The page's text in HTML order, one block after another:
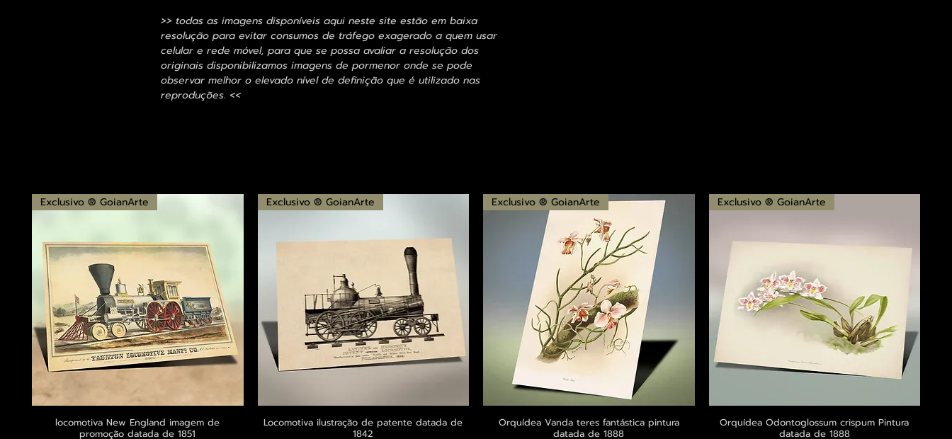
>> todas as imagens disponíveis aqui neste site estão em baixa
resolução para evitar consumos de tráfego exagerado a quem usar
celular e rede móvel, para que se possa avaliar a resolução dos
originais disponibilizamos imagens de pormenor onde se pode
observar melhor o elevado nível de definição que é utilizado nas
reproduções. <<
Visualização rápida
Exclusivo ® GoianArte
locomotiva New England imagem de
promoção datada de 1851
Visualização rápida
Exclusivo ® GoianArte
Locomotiva ilustração de patente datada de
1842
Visualização rápida
Exclusivo ® GoianArte
Orquídea Vanda teres fantástica pintura
datada de 1888
Visualização rápida
Exclusivo ® GoianArte
Orquídea Odontoglossum crispum Pintura
datada de 1888